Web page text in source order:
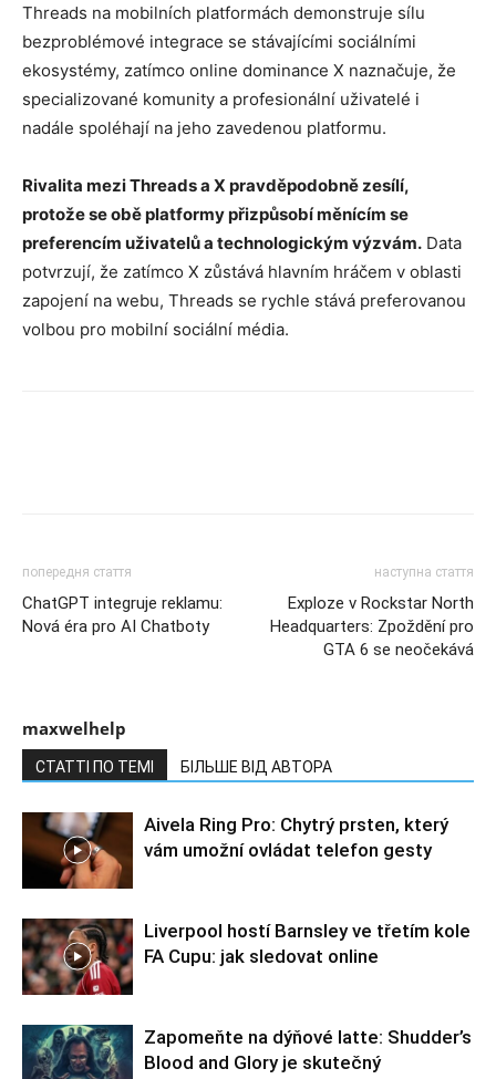
Threads na mobilních platformách demonstruje sílu
bezproblémové integrace se stávajícími sociálními
ekosystémy, zatímco online dominance X naznačuje, že
specializované komunity a profesionální uživatelé i
nadále spoléhají na jeho zavedenou platformu.
Rivalita mezi Threads a X pravděpodobně zesílí,
protože se obě platformy přizpůsobí měnícím se
preferencím uživatelů a technologickým výzvám. Data
potvrzují, že zatímco X zůstává hlavním hráčem v oblasti
zapojení na webu, Threads se rychle stává preferovanou
volbou pro mobilní sociální média.
попередня стаття
ChatGPT integruje reklamu:
Nová éra pro AI Chatboty
наступна стаття
Exploze v Rockstar North
Headquarters: Zpoždění pro
GTA 6 se neočekává
maxwelhelp
СТАТТІ ПО ТЕМІ БІЛЬШЕ ВІД АВТОРА
Aivela Ring Pro: Chytrý prsten, který
vám umožní ovládat telefon gesty
Liverpool hostí Barnsley ve třetím kole
FA Cupu: jak sledovat online
Zapomeňte na dýňové latte: Shudder’s
Blood and Glory je skutečný